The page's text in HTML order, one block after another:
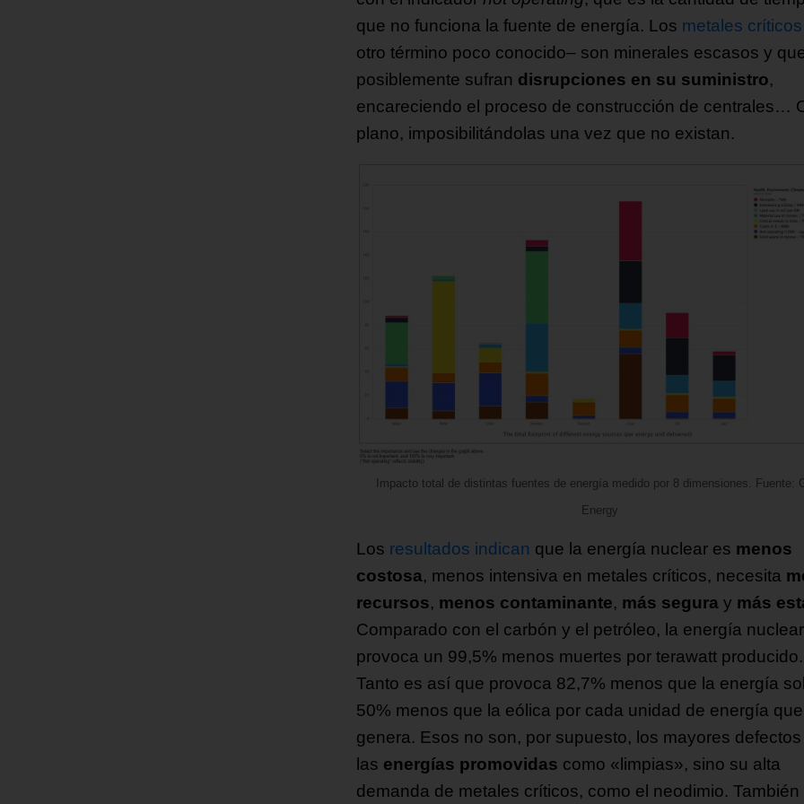
que no funciona la fuente de energía. Los metales críticos
otro término poco conocido– son minerales escasos y
posiblemente sufran disrupciones en su suministro,
encareciendo el proceso de construcción de centrales…
plano, imposibilitándolas una vez que no existan.
Impacto total de distintas fuentes de energía medido por 8 dimensiones. Fuente:
Energy
Los resultados indican que la energía nuclear es menos
costosa, menos intensiva en metales críticos, necesita
recursos, menos contaminante, más segura y más
Comparado con el carbón y el petróleo, la energía nuclear
provoca un 99,5% menos muertes por terawatt producido.
Tanto es así que provoca 82,7% menos que la energía
50% menos que la eólica por cada unidad de energía que
genera. Esos no son, por supuesto, los mayores defectos
las energías promovidas como «limpias», sino su alta
demanda de metales críticos, como el neodimio. También